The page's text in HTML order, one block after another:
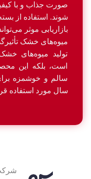
صورت جذاب و با
شوند. استفاده از
بازاریابی موثر
میوه‌های خشک
تولید میوه‌های
است، بلکه این
سالم و خوشمزه
سال مورد استفاده